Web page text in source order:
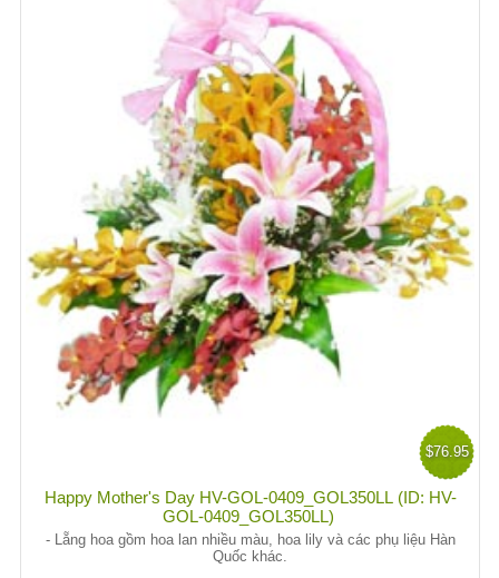
$76.95
Happy Mother's Day HV-GOL-0409_GOL350LL (ID: HV-
GOL-0409_GOL350LL)
- Lẵng hoa gồm hoa lan nhiều màu, hoa lily và các phụ liệu Hàn
Quốc khác.